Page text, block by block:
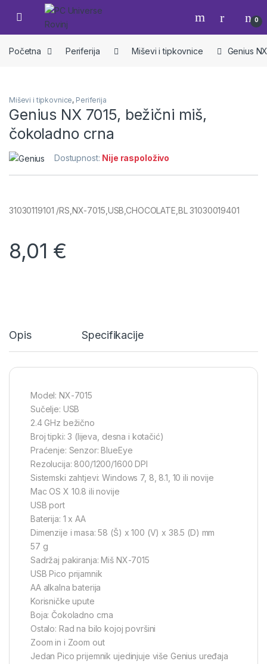
Skip to navigation
Skip to content
Open 0
Početna Periferija Miševi i tipkovnice Genius
Miševi i tipkovnice, Periferija
Genius NX 7015, bežični miš,
čokoladno crna
Dostupnost: Nije raspoloživo
31030119101 /RS,NX-7015,USB,CHOCOLATE,BL 31030019401
8,01 €
Opis Specifikacije
Model: NX-7015
Sučelje: USB
2.4 GHz bežično
Broj tipki: 3 (lijeva, desna i kotačić)
Praćenje: Senzor: BlueEye
Rezolucija: 800/1200/1600 DPI
Sistemski zahtjevi: Windows 7, 8, 8.1, 10 ili novije
Mac OS X 10.8 ili novije
USB port
Baterija: 1 x AA
Dimenzije i masa: 58 (Š) x 100 (V) x 38.5 (D) mm
57 g
Sadržaj pakiranja: Miš NX-7015
USB Pico prijamnik
AA alkalna baterija
Korisničke upute
Boja: Čokoladno crna
Ostalo: Rad na bilo kojoj površini
Zoom in i Zoom out
Jedan Pico prijemnik ujedinjuje više Genius uređaja